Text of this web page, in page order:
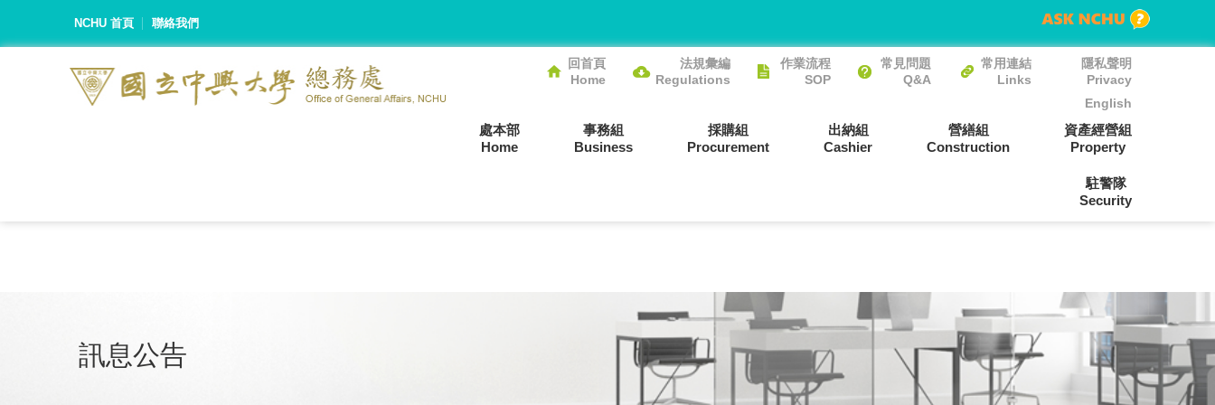
NCHU 首頁 聯絡我們
回首頁
Home
法規彙編
Regulations
作業流程
SOP
常見問題
Q&A
常用連結
Links
隱私聲明
Privacy
English
處本部
Home
事務組
Business
採購組
Procurement
出納組
Cashier
營繕組
Construction
資產經營組
Property
駐警隊
Security
訊息公告